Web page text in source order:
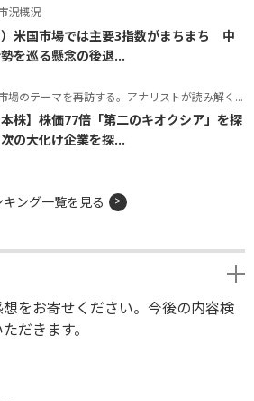
況概況
）米国市場では主要3指数がまちまち 中
を巡る懸念の後退...
場のテーマを再訪する。アナリストが読み解くテーマの本質
本株】株価77倍「第二のキオクシア」を探
の大化け企業を探...
キング一覧を見る
をお寄せください。今後の内容検
だきます。